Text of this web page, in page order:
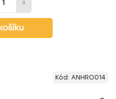
Kód: ANHRO014